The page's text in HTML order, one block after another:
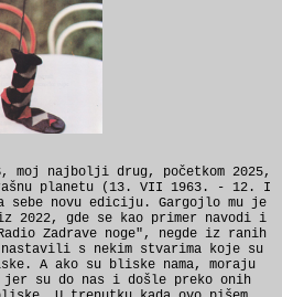
moj najbolji drug, početkom 2025,
planetu (13. VII 1963. - 12. I
sebe novu ediciju. Gargojlo mu je
2022, gde se kao primer navodi i
Zadrave noge", negde iz ranih
nastavili s nekim stvarima koje su
A ako su bliske nama, moraju
su do nas i došle preko onih